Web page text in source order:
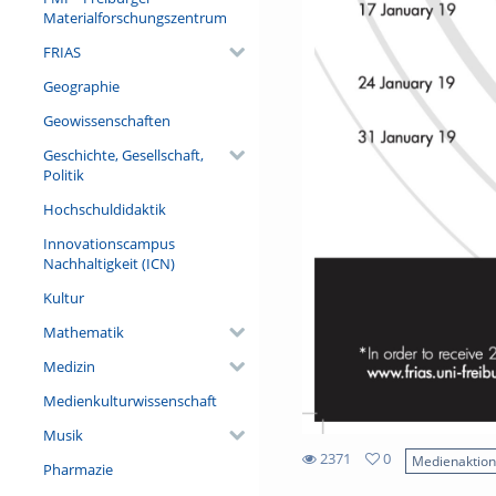
Materialforschungszentrum
FRIAS
Geographie
Geowissenschaften
Geschichte, Gesellschaft,
Politik
Hochschuldidaktik
Innovationscampus
Nachhaltigkeit (ICN)
Kultur
Mathematik
Medizin
Medienkulturwissenschaft
Musik
Pharmazie
2371
0